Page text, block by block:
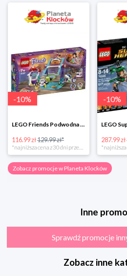
-10%
LEGO Friends Podwodna Frajda w super cenie
116.99 zł129.99 zł*
-10%
287.99 zł
Zobacz promocje w Planeta Klocków
Inne
Sprawdź promocje
Zobacz inne